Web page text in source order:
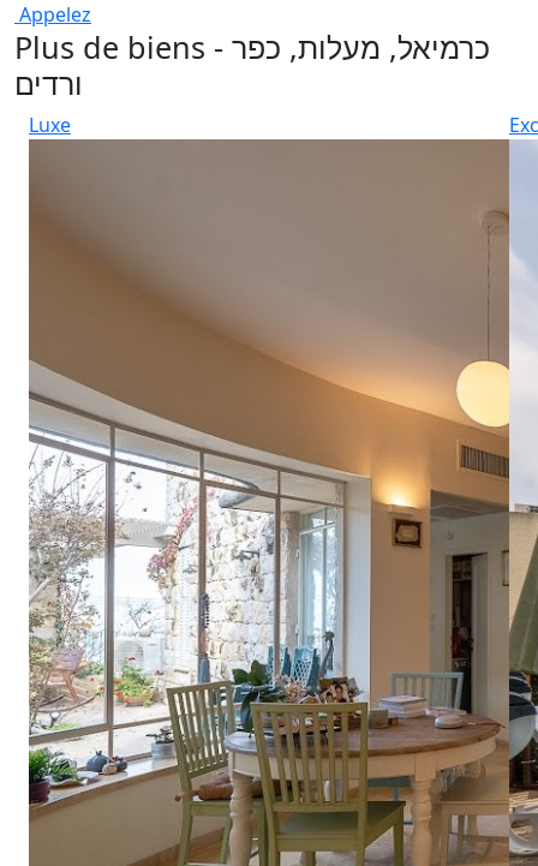
Appelez
Plus de biens - כרמיאל, מעלות, כפר
ורדים
Luxe